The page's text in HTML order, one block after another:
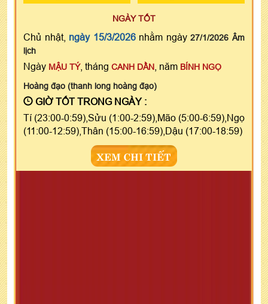
NGÀY TỐT
Chủ nhật, ngày 15/3/2026nhằm ngày27/1/2026 Âm
lịch
Ngày MẬU TÝ, tháng CANH DẦN , năm BÍNH NGỌ
Hoàng đạo (thanh long hoàng đạo)
GIỜ TỐT TRONG NGÀY :
Tí (23:00-0:59),Sửu (1:00-2:59),Mão (5:00-6:59),Ngọ
(11:00-12:59),Thân (15:00-16:59),Dậu (17:00-18:59)
XEM CHI TIẾT